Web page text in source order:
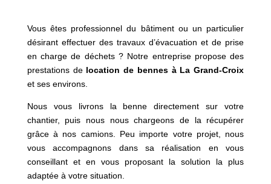
Vous êtes professionnel du bâtiment ou un particulier
désirant effectuer des travaux d’évacuation et de prise
en charge de déchets ? Notre entreprise propose des
prestations de location de bennes à La Grand-Croix
et ses environs.
Nous vous livrons la benne directement sur votre
chantier, puis nous nous chargeons de la récupérer
grâce à nos camions. Peu importe votre projet, nous
vous accompagnons dans sa réalisation en vous
conseillant et en vous proposant la solution la plus
adaptée à votre situation.